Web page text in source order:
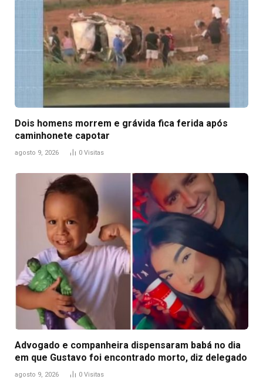
Dois homens morrem e grávida fica ferida após
caminhonete capotar
agosto 9, 2026 0 Visitas
Advogado e companheira dispensaram babá no dia
em que Gustavo foi encontrado morto, diz delegado
agosto 9, 2026 0 Visitas